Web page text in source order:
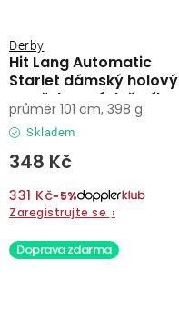
Hit Lang Automatic
Starlet dámský holový
vystřelovací deštník
Derby
Skladem
348 Kč
331 Kč−5%
Zaregistrujte se ›
průměr 101 cm, 398 g
Doprava zdarma